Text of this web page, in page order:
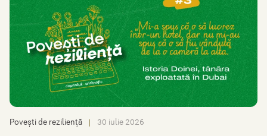
Povești de reziliență 30 iulie 2026